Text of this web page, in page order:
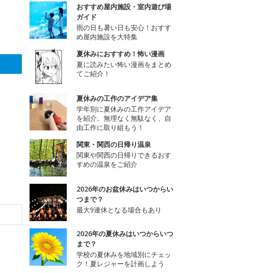
おすすめ屋内施設・室内遊び場
ガイド
雨の日も暑い日も安心！おすす
め屋内施設を大特集
夏休みにおすすめ！怖い漫画
夏に読みたい怖い漫画をまとめ
てご紹介！
夏休みの工作のアイデア集
学年別に夏休みの工作アイデア
を紹介。無理なく無駄なく、自
由工作に取り組もう！
関東・関西の日帰り温泉
関東や関西の日帰りできるおす
すめの温泉をご紹介
2026年のお盆休みはいつからい
つまで？
最大9連休となる場合もあり
2026年の夏休みはいつからいつ
まで？
学校の夏休みを地域別にチェッ
ク！夏レジャーを計画しよう